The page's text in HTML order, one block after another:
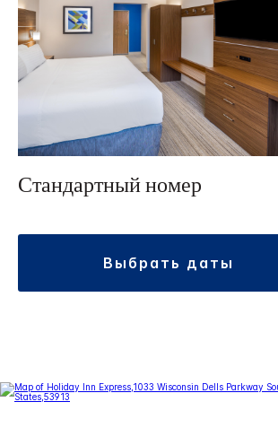
Стандартный номер
выбрать даты